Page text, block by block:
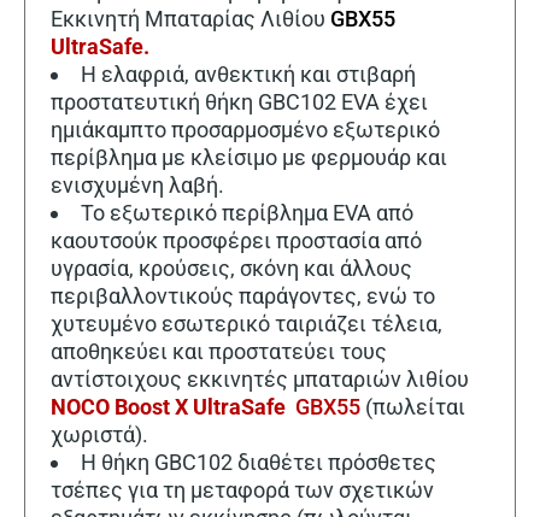
Εκκινητή Μπαταρίας Λιθίου GBX55
UltraSafe.
Η ελαφριά, ανθεκτική και στιβαρή
προστατευτική θήκη GBC102 EVA έχει
ημιάκαμπτο προσαρμοσμένο εξωτερικό
περίβλημα με κλείσιμο με φερμουάρ και
ενισχυμένη λαβή.
Το εξωτερικό περίβλημα EVA από
καουτσούκ προσφέρει προστασία από
υγρασία, κρούσεις, σκόνη και άλλους
περιβαλλοντικούς παράγοντες, ενώ το
χυτευμένο εσωτερικό ταιριάζει τέλεια,
αποθηκεύει και προστατεύει τους
αντίστοιχους εκκινητές μπαταριών λιθίου
NOCO Boost X UltraSafe GBX55 (πωλείται
χωριστά).
Η θήκη GBC102 διαθέτει πρόσθετες
τσέπες για τη μεταφορά των σχετικών